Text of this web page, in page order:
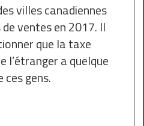
villes canadiennes
ventes en 2017. Il
que la taxe
l’étranger a quelque
ces gens.